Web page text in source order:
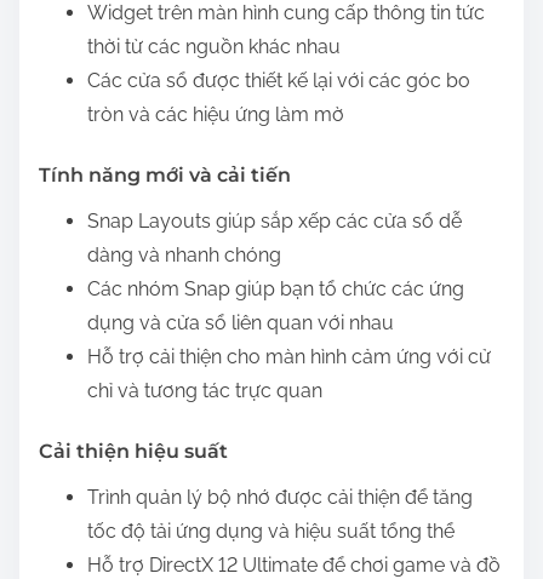
Widget trên màn hình cung cấp thông tin tức
thời từ các nguồn khác nhau
Các cửa sổ được thiết kế lại với các góc bo
tròn và các hiệu ứng làm mờ
Tính năng mới và cải tiến
Snap Layouts giúp sắp xếp các cửa sổ dễ
dàng và nhanh chóng
Các nhóm Snap giúp bạn tổ chức các ứng
dụng và cửa sổ liên quan với nhau
Hỗ trợ cải thiện cho màn hình cảm ứng với cử
chỉ và tương tác trực quan
Cải thiện hiệu suất
Trình quản lý bộ nhớ được cải thiện để tăng
tốc độ tải ứng dụng và hiệu suất tổng thể
Hỗ trợ DirectX 12 Ultimate để chơi game và đồ